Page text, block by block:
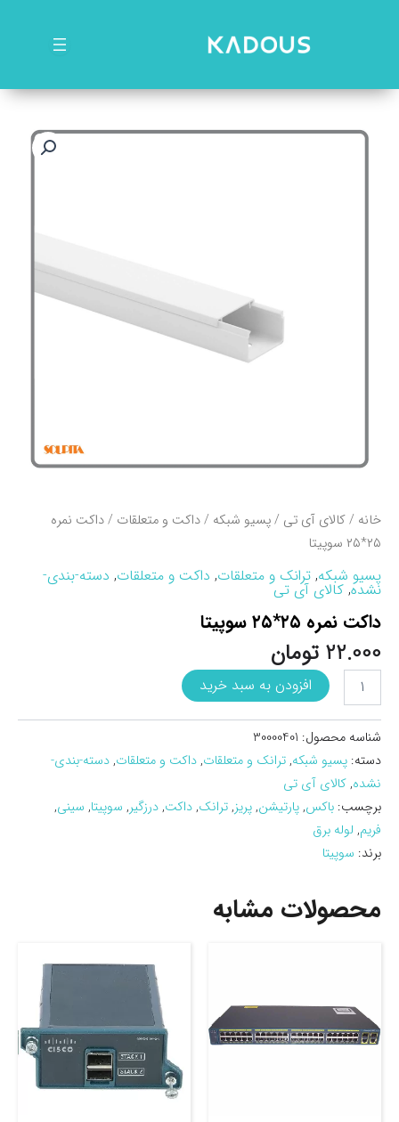
خانه /کالای آی تی /پسیو شبکه /داکت و متعلقات / داکت نمره
۲۵*۲۵ سوپيتا
پسیو شبکه, ترانک و متعلقات, داکت و متعلقات, دسته-بندی-
نشده, کالای آی تی
داکت نمره ۲۵*۲۵ سوپيتا
22.000 تومان
داکت
نمره
سوپيتا
افزودن به سبد خرید
شناسه محصول: 30000401
دسته: پسیو شبکه,ترانک و متعلقات,داکت و متعلقات,دسته-بندی-
نشده,کالای آی تی
برچسب: باکس,پارتیشن,پریز,ترانک,داکت,درزگیر, سوپیتا, سینی,
فریم, لوله برق
برند: سوپیتا
محصولات مشابه